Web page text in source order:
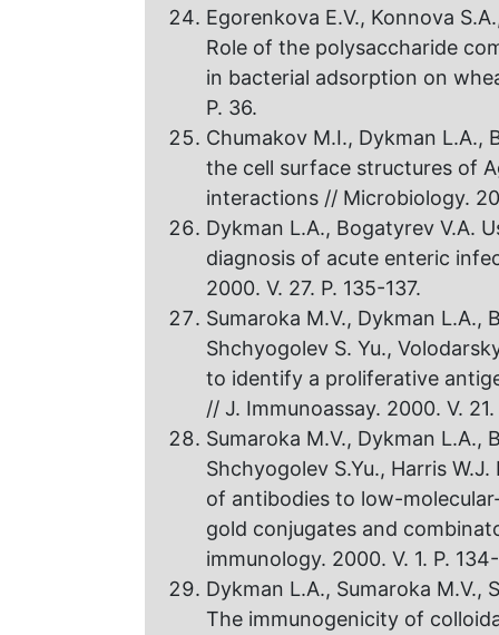
Egorenkova E.V., Konnova
Role of the polysaccharide
in bacterial adsorption оn
P. 36.
Chumakov M.I., Dykman L.A.,
the cell surface structures оf
interactions // Microbiology.
Dykman L.A., Bogatyrev V.A.
diagnosis оf acute enteric
2000. V. 27. P. 135-137.
Sumaroka M.V., Dykman L.A.,
Shchyogolev S. Yu.,
to identify а proliferative
// J. Immunoassay. 2000. V.
Sumaroka M.V., Dykman L.A.,
Shchyogolev S.Yu., Harris
оf antibodies to low-
gold conjugates and
immunology. 2000. V. 1. P.
Dykman L.A., Sumaroka M.V.,
The immunogenicity оf